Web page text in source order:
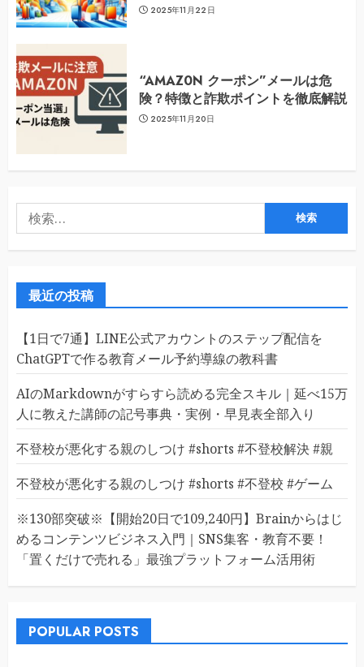
2025年11月22日
“AMAZ0N クーポン”メールは危
険？特徴と詐欺ポイントを徹底解説
2025年11月20日
索:
最近の投稿
【1日で7通】LINE公式アカウントのステップ配信を
ChatGPTで作る教育メール予約導線の教科書
AIのMarkdownがすらすら読める完全スキル｜延べ15万
人に教えた講師の記号事典・実例・早見表全部入り
不登校が悪化する親のしつけ #shorts #不登校解決 #親
不登校が悪化する親のしつけ #shorts #不登校 #ゲーム
※130部突破※【開始20日で109,240円】Brainからはじ
めるコンテンツビジネス入門｜SNS集客・教育不要！
「置くだけで売れる」最強プラットフォーム活用術
POPULAR POSTS